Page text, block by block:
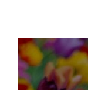
Checkout